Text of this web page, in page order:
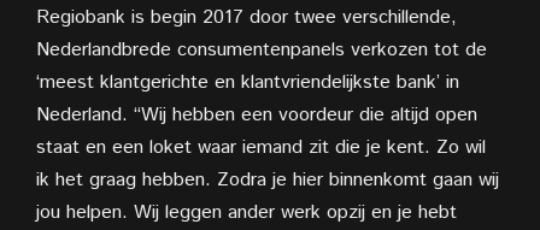
Regiobank is begin 2017 door twee verschillende,
Nederlandbrede consumentenpanels verkozen tot de
‘meest klantgerichte en klantvriendelijkste bank’ in
Nederland. “Wij hebben een voordeur die altijd open
staat en een loket waar iemand zit die je kent. Zo wil
ik het graag hebben. Zodra je hier binnenkomt gaan wij
jou helpen. Wij leggen ander werk opzij en je hebt